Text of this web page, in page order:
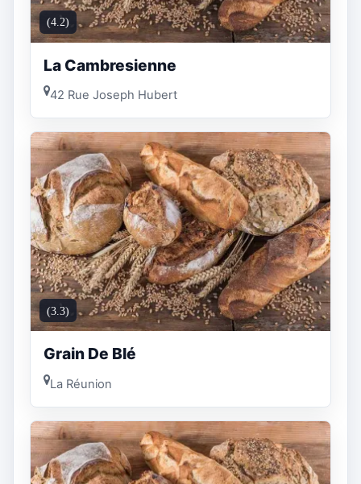
(4.2)
La Cambresienne
42 Rue Joseph Hubert
(3.3)
Grain De Blé
La Réunion